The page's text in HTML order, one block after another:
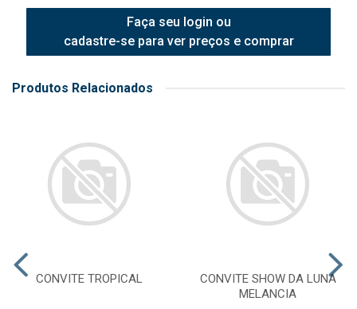
Faça seu login ou
cadastre-se para ver preços e comprar
Produtos Relacionados
CONVITE TROPICAL
CONVITE SHOW DA LUNA
MELANCIA